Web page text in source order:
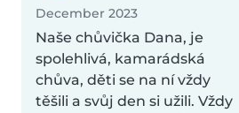
December 2023
Naše chůvička Dana, je
spolehlivá, kamarádská
chůva, děti se na ní vždy
těšili a svůj den si užili. Vždy